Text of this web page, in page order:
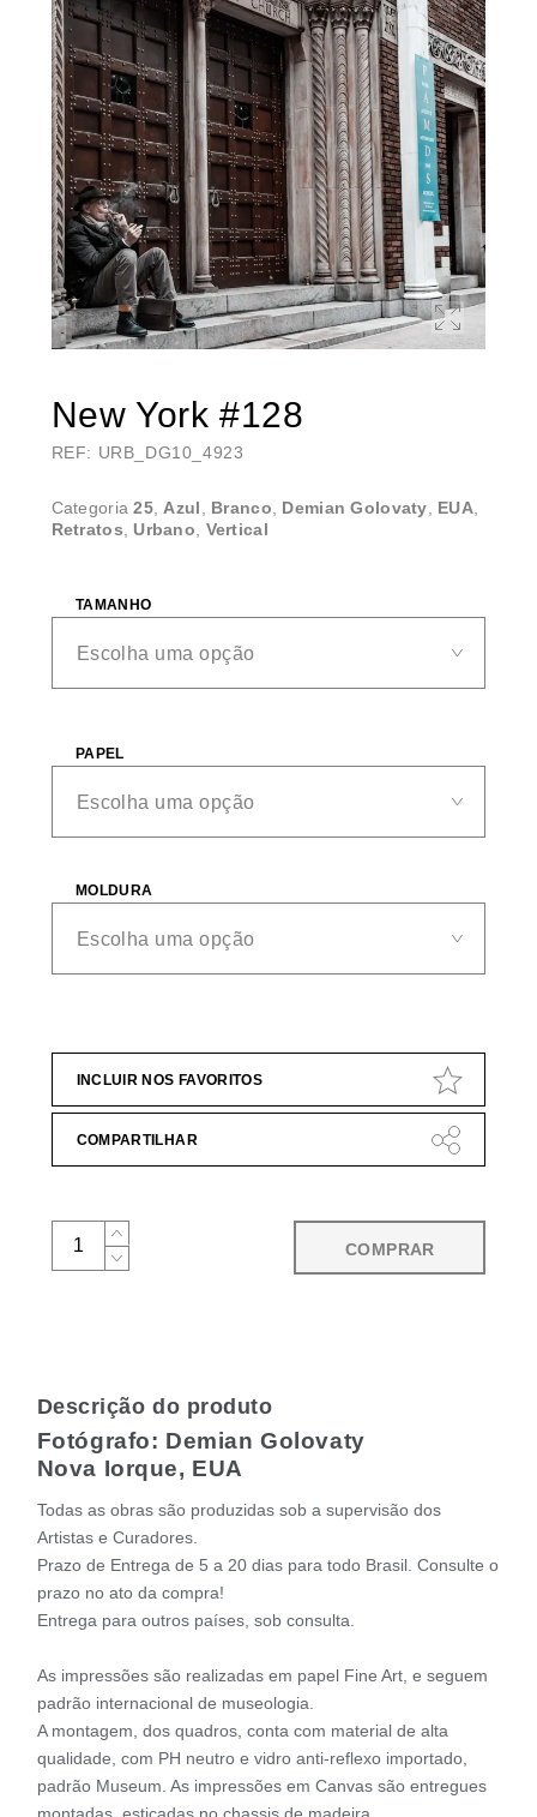
New York #128
REF: URB_DG10_4923
Categoria25,Azul, Branco, Demian Golovaty, EUA,
Retratos, Urbano, Vertical
TAMANHO
PAPEL
MOLDURA
INCLUIR NOS FAVORITOS
COMPARTILHAR
COMPRAR
Descrição do produto
Fotógrafo: Demian Golovaty
Nova Iorque, EUA
Todas as obras são produzidas sob a supervisão dos
Artistas e Curadores.
Prazo de Entrega de 5 a 20 dias para todo Brasil. Consulte o
prazo no ato da compra!
Entrega para outros países, sob consulta.
As impressões são realizadas em papel Fine Art, e seguem
padrão internacional de museologia.
A montagem, dos quadros, conta com material de alta
qualidade, com PH neutro e vidro anti-reflexo importado,
padrão Museum. As impressões em Canvas são entregues
montadas, esticadas no chassis de madeira.